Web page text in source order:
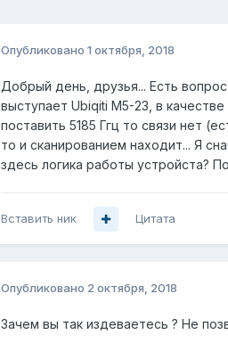
Опубликовано 1 октября, 2018
Добрый день, друзья... Есть
выступает Ubiqiti M5-23, в
поставить 5185 Ггц то связи нет
то и сканированием находит... Я
здесь логика работы устройста?
Вставить ник Цитата
Опубликовано 2 октября, 2018
Зачем вы так издеваетесь ? Не